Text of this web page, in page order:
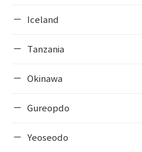
Iceland
Tanzania
Okinawa
Gureopdo
Yeoseodo